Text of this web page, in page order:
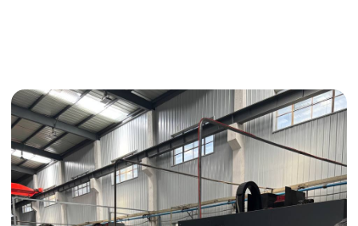
ИНДИВИДУАЛЬНЫЕ УСЛУГИ
Выгодные условия
Сертификация грузов
Получить консультацию